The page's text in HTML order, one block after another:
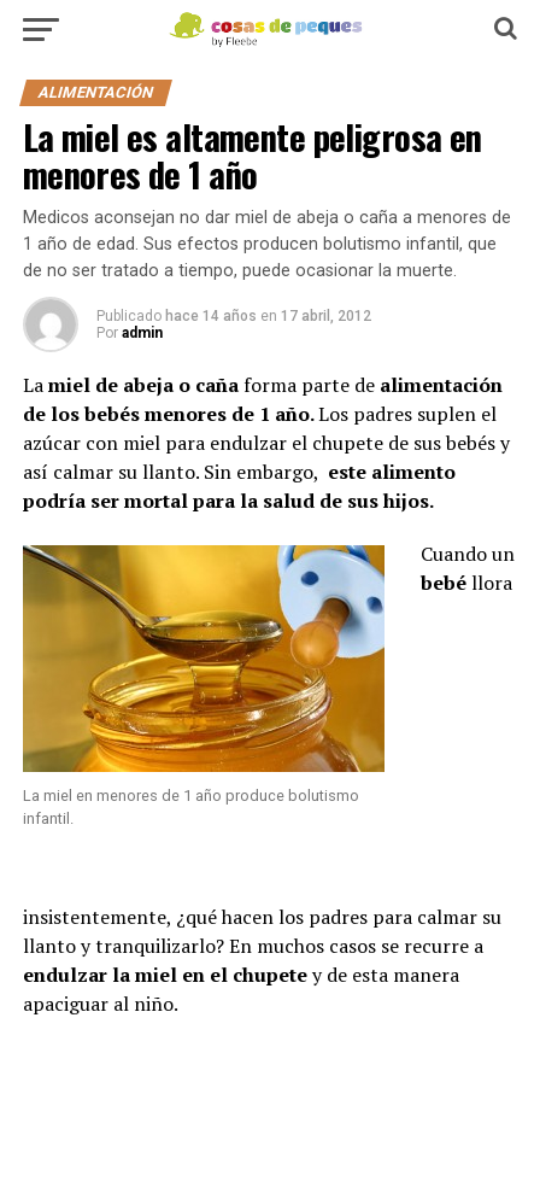
ALIMENTACIÓN
La miel es altamente peligrosa en
menores de 1 año
Medicos aconsejan no dar miel de abeja o caña a menores de
1 año de edad. Sus efectos producen bolutismo infantil, que
de no ser tratado a tiempo, puede ocasionar la muerte.
Publicado hace 14 años en 17 abril, 2012
Por admin
Lamiel de abeja o cañaforma parte de alimentación
de los bebésmenores de 1 año.Los padres suplen el
azúcar con miel para endulzar el chupete de sus bebés y
así calmar su llanto. Sin embargo, este alimento
podría ser mortal para la salud de sus hijos.
La miel en menores de 1 año produce bolutismo
infantil.
Cuando un
bebéllora
insistentemente, ¿qué hacen los padres para calmar su
llanto y tranquilizarlo? En muchos casos se recurre a
endulzar la miel en el chupetey de esta manera
apaciguar al niño.